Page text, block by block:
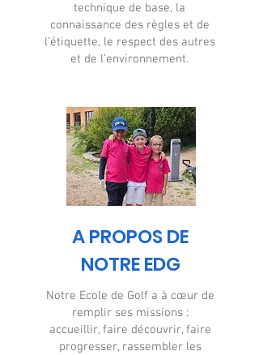
technique de base, la
connaissance des règles et de
l’étiquette, le respect des autres
et de l’environnement.
A PROPOS DE
NOTRE EDG
Notre Ecole de Golf a à cœur de
remplir ses missions :
accueillir, faire découvrir, faire
progresser, rassembler les